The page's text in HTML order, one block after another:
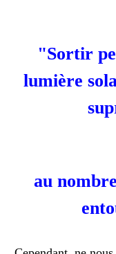
"Sortir
lumière
au